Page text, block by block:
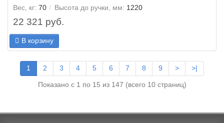
Вес, кг: 70 Высота до ручки, мм: 1220
22 321 руб.
В корзину
1 2 3 4 5 6 7 8 9 > >|
Показано с 1 по 15 из 147 (всего 10 страниц)